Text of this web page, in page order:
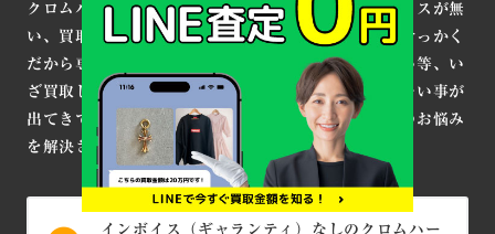
クロムハーツのお品物を買取に出したいけどインボイスが無
い、買取店が多くどこに出せばいいか分からない。せっかく
だから専門的なお店で満足して買い取ってもらいたい等、い
ざ買取してもらうにしても色々と悩んだり、分からない事が
出てきてしまうと思います。ここではそんなお客様のお悩み
を解決させて頂きます。
インボイス（ギャランティ）なしのクロムハー